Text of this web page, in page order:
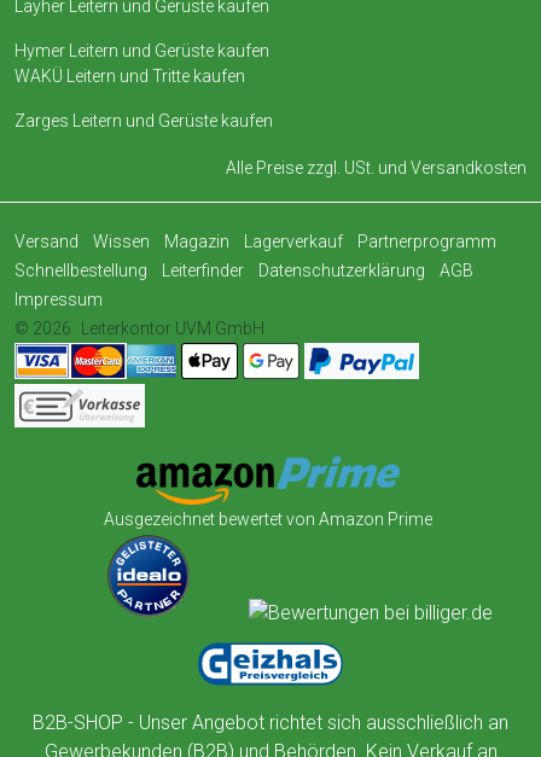
Layher Leitern und Gerüste kaufen
Hymer Leitern und Gerüste kaufen
WAKÜ Leitern und Tritte kaufen
Zarges Leitern und Gerüste kaufen
Alle Preise zzgl. USt. und Versandkosten
Versand Wissen Magazin Lagerverkauf
Partnerprogramm
Schnellbestellung
Leiterfinder Datenschutzerklärung
AGB
Impressum
© 2026
Leiterkontor UVM GmbH
Ausgezeichnet bewertet von Amazon Prime
B2B-SHOP - Unser Angebot richtet sich ausschließlich an
Gewerbekunden (B2B) und Behörden. Kein Verkauf an